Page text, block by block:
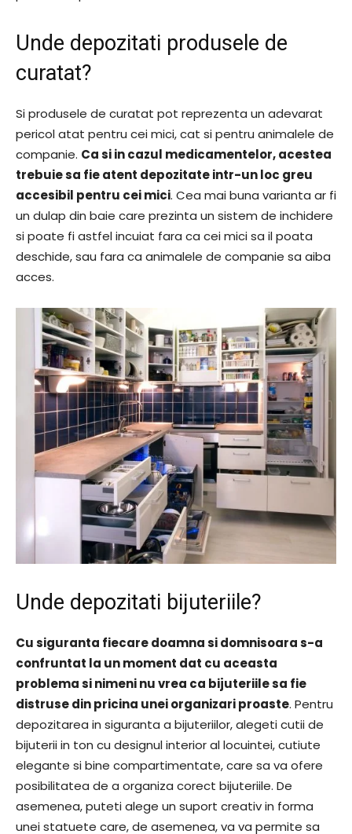
Unde depozitati produsele de
curatat?
Si produsele de curatat pot reprezenta un adevarat
pericol atat pentru cei mici, cat si pentru animalele de
companie. Ca si in cazul medicamentelor, acestea
trebuie sa fie atent depozitate intr-un loc greu
accesibil pentru cei mici. Cea mai buna varianta ar fi
un dulap din baie care prezinta un sistem de inchidere
si poate fi astfel incuiat fara ca cei mici sa il poata
deschide, sau fara ca animalele de companie sa aiba
acces.
Unde depozitati bijuteriile?
Cu siguranta fiecare doamna si domnisoara s-a
confruntat la un moment dat cu aceasta
problema si nimeni nu vrea ca bijuteriile sa fie
distruse din pricina unei organizari proaste. Pentru
depozitarea in siguranta a bijuteriilor, alegeti cutii de
bijuterii in ton cu designul interior al locuintei, cutiute
elegante si bine compartimentate, care sa va ofere
posibilitatea de a organiza corect bijuteriile. De
asemenea, puteti alege un suport creativ in forma
unei statuete care, de asemenea, va va permite sa